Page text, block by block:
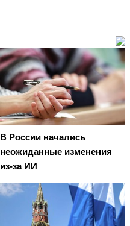
В России начались
неожиданные изменения
из-за ИИ